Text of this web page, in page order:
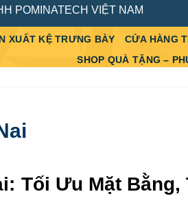
POMINATECH VIỆT NAM
XUẤT KỆ TRƯNG BÀY
CỬA HÀNG
SHOP QUÀ TẶNG –
Tối Ưu Mặt Bằng,